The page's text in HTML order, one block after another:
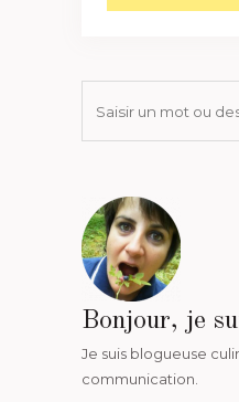
Bonjour, je
Je suis blogueuse
communication.